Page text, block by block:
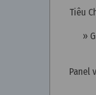
Tiêu
»
Panel